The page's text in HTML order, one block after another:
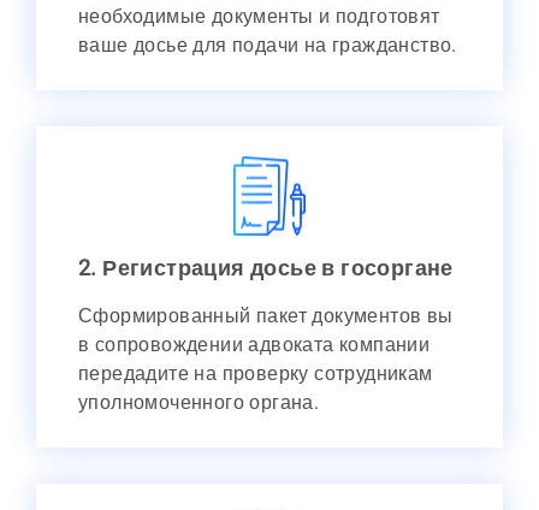
необходимые документы и подготовят
ваше досье для подачи на гражданство.
2. Регистрация досье в госоргане
Сформированный пакет документов вы
в сопровождении адвоката компании
передадите на проверку сотрудникам
уполномоченного органа.